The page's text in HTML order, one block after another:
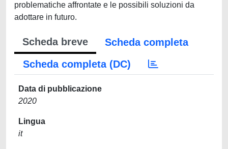
problematiche affrontate e le possibili soluzioni da
adottare in futuro.
Scheda breve
Scheda completa
Scheda completa (DC)
Data di pubblicazione
2020
Lingua
it